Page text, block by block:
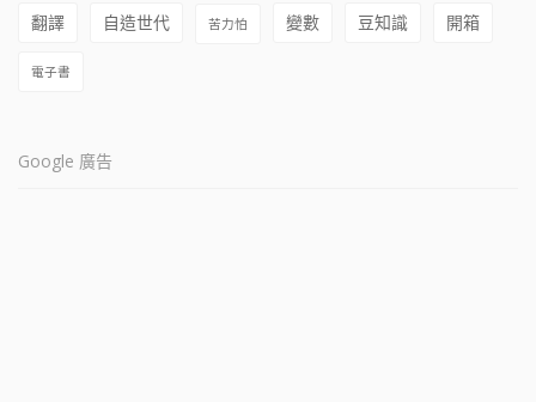
翻譯 自造世代 苦力怕 變數 豆知識 開箱
電子書
Google 廣告